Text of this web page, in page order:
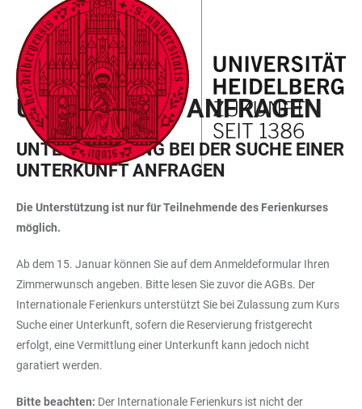
LINKS
ZUR
BARRIEREFREIHEIT
ZUM
HAUPTINHALT
HAUPTNAVIGATION
ÖFFNEN
WEBSEITENSUCHE
ÖFFNEN
ORGANISATORISCHES
UNTERKUNFT ANFRAGEN
UNTERSTÜTZUNG BEI DER SUCHE EINER
UNTERKUNFT ANFRAGEN
Die Unterstützung ist nur für Teilnehmende des Ferienkurses
möglich.
Ab dem 15. Januar können Sie auf dem Anmeldeformular Ihren
Zimmerwunsch angeben. Bitte lesen Sie zuvor die AGBs. Der
Internationale Ferienkurs unterstützt Sie bei Zulassung zum Kurs
Suche einer Unterkunft, sofern die Reservierung fristgerecht
erfolgt, eine Vermittlung einer Unterkunft kann jedoch nicht
garatiert werden.
Bitte beachten: Der Internationale Ferienkurs ist nicht der